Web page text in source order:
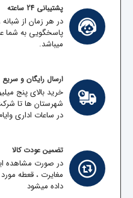
پشتیبانی 24 ساعته
در هر زمان از
پاسخگویی به شما
میباشد.
ارسال رایگان و سریع
خرید بالای پنج
در ساعات اداری
تضمین عودت کالا
در صورت مشاهده
مغایرت ، قعطه
داده میشود